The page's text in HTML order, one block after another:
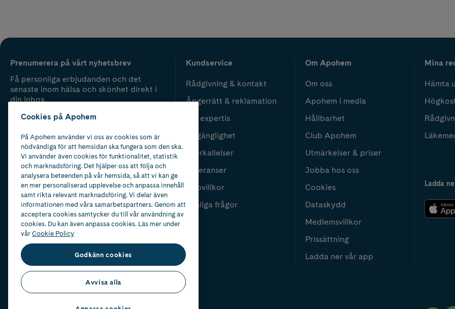
Prenumerera på vårt nyhetsbrev
Få personliga erbjudanden och det
senaste inom hälsa och skönhet direkt i
din inbox.
Kundservice
Rådgivning & kontakt
Ångerrätt & reklamation
Vår expertis
Tillgänglighet
Återkallelser
Leveranser
Köpvillkor
Vanliga frågor
Om Apohem
Om oss
Apohem i media
Hållbarhet
Club Apohem
Utmärkelser & priser
Jobba hos oss
Cookies
Dataskydd
Medlemsvillkor
Prissättning
Ladda ner vår app
Mina
Hämta
Ladda
Cookies på Apohem
På Apohem använder vi oss av cookies som är
nödvändiga för att hemsidan ska fungera som den ska.
Vi använder även cookies för funktionalitet, statistik
och marknadsföring. Det hjälper oss att följa och
analysera beteenden på vår hemsida, så att vi kan ge
en mer personaliserad upplevelse och anpassa innehåll
samt rikta relevant marknadsföring. Vi delar även
informationen med våra samarbetspartners. Genom att
acceptera cookies samtycker du till vår användning av
cookies. Du kan även anpassa cookies. Läs mer under
vårCookie Policy
Godkänn cookies
Avvisa alla